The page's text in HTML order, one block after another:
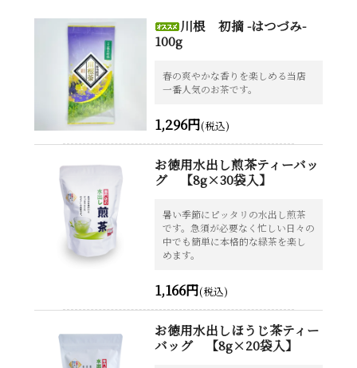
川根 初摘 -はつづみ-
100g
春の爽やかな香りを楽しめる当店
一番人気のお茶です。
1,296円(税込)
お徳用水出し煎茶ティーバッ
グ 【8g×30袋入】
暑い季節にピッタリの水出し煎茶
です。急須が必要なく忙しい日々の
中でも簡単に本格的な緑茶を楽し
めます。
1,166円(税込)
お徳用水出しほうじ茶ティー
バッグ 【8g×20袋入】